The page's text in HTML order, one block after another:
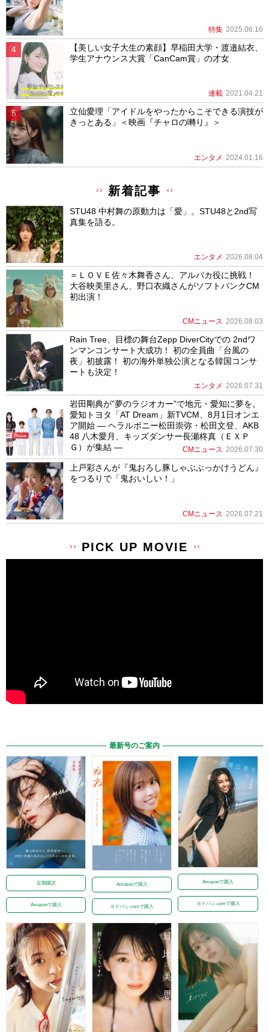
特集 2025.06.16
【美しい女子大生の素顔】早稲田大学・渡邉結衣、
学生アナウンス大賞「CanCam賞」の才女
連載 2021.04.21
立仙愛理「アイドルをやったからこそできる演技が
きっとある」＜映画『チャロの囀り』＞
エンタメ 2024.01.16
新着記事
STU48 中村舞の原動力は「愛」。STU48と2nd写
真集を語る。
エンタメ 2026.08.04
＝ＬＯＶＥ佐々木舞香さん、アルパカ役に挑戦！
大谷映美里さん、野口衣織さんがソフトバンクCM
初出演！
CMニュース 2026.08.03
Rain Tree、目標の舞台Zepp DiverCityでの 2ndワ
ンマンコンサート大成功！ 初の全員曲「台風の
夜」初披露！ 初の海外単独公演となる韓国コンサ
ートも決定！
エンタメ 2026.07.31
岩田剛典が”夢のラジオカー”で地元・愛知に夢を。
愛知トヨタ「AT Dream」新TVCM、8月1日オンエ
ア開始 ― ヘラルボニー松田崇弥・松田文登、AKB
48 八木愛月、キッズダンサー長瀬柊真（ＥＸＰ
Ｇ）が集結 ―
CMニュース 2026.07.30
上戸彩さんが『鬼おろし豚しゃぶぶっかけうどん』
をつるりで「鬼おいしい！」
CMニュース 2026.07.21
PICK UP MOVIE
最新号のご案内
定期購読
Amazonで購入
Amazonで購入
ヨドバシ.comで購入
Amazonで購入
ヨドバシ.comで購入